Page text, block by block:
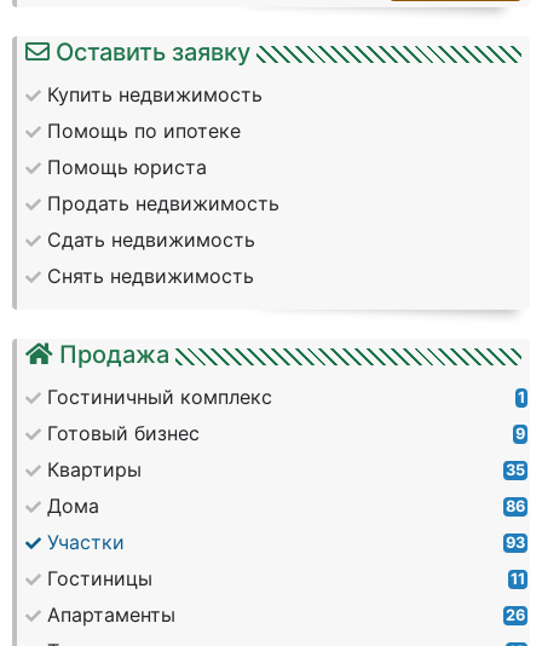
Оставить заявку
Купить недвижимость
Помощь по ипотеке
Помощь юриста
Продать недвижимость
Сдать недвижимость
Снять недвижимость
Продажа
Гостиничный комплекс 1
Готовый бизнес 9
Квартиры 35
Дома 86
Участки 93
Гостиницы 11
Апартаменты 26